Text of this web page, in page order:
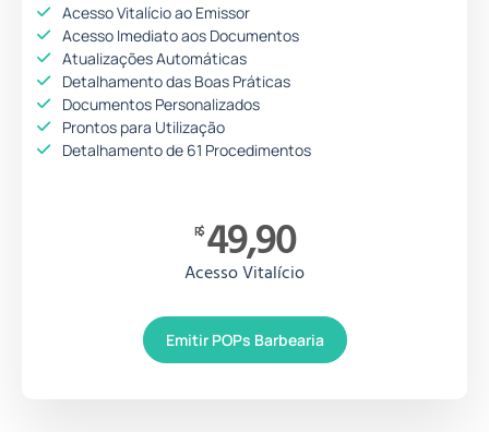
Acesso Vitalício ao Emissor
Acesso Imediato aos Documentos
Atualizações Automáticas
Detalhamento das Boas Práticas
Documentos Personalizados
Prontos para Utilização
Detalhamento de 61 Procedimentos
R$ 49,90
Acesso Vitalício
Emitir POPs Barbearia